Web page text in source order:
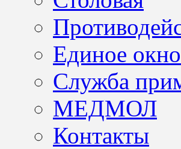
Единое
Служба
МЕДМОЛ
Контакты